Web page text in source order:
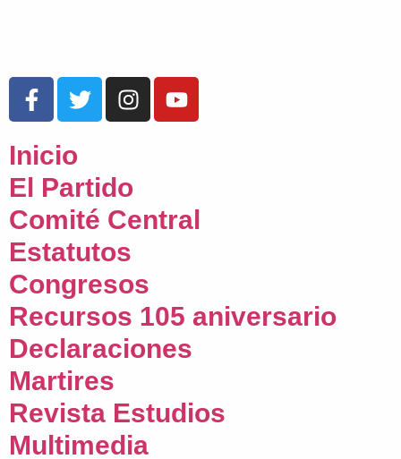
Inicio
El Partido
Comité Central
Estatutos
Congresos
Recursos 105 aniversario
Declaraciones
Martires
Revista Estudios
Multimedia